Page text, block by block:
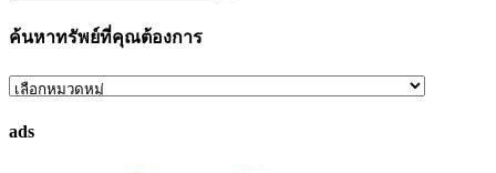
ค้นหาทรัพย์ที่คุณต้องการ
ค้นหา
ที่
ads